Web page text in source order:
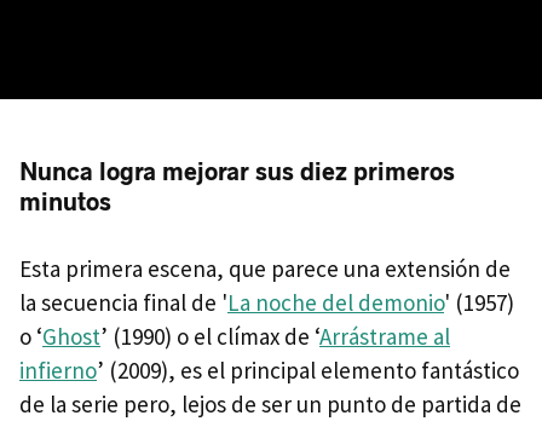
Nunca logra mejorar sus diez primeros
minutos
Esta primera escena, que parece una extensión de
la secuencia final de 'La noche del demonio' (1957)
o ‘Ghost’ (1990) o el clímax de ‘Arrástrame al
infierno’ (2009), es el principal elemento fantástico
de la serie pero, lejos de ser un punto de partida de